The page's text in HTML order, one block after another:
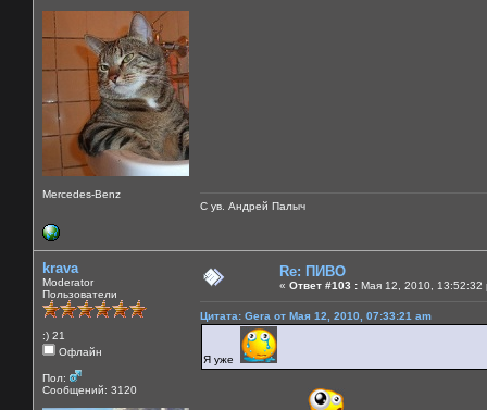
Mercedes-Benz
С ув. Андрей Палыч
krava
Moderator
Пользователи
:) 21
Офлайн
Пол:
Сообщений: 3120
Re: ПИВО
« Ответ #103 : Мая 12, 2010, 13:52:32
Цитата: Gera от Мая 12, 2010, 07:33:21 am
Я уже